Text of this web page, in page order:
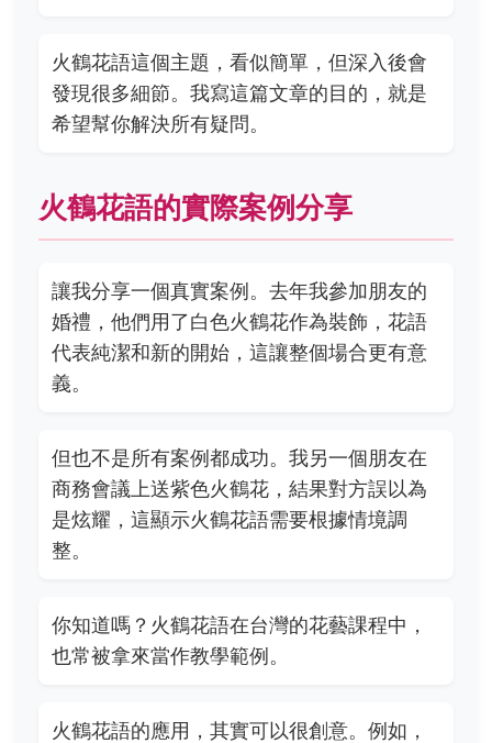
火鶴花語這個主題，看似簡單，但深入後會
發現很多細節。我寫這篇文章的目的，就是
希望幫你解決所有疑問。
火鶴花語的實際案例分享
讓我分享一個真實案例。去年我參加朋友的
婚禮，他們用了白色火鶴花作為裝飾，花語
代表純潔和新的開始，這讓整個場合更有意
義。
但也不是所有案例都成功。我另一個朋友在
商務會議上送紫色火鶴花，結果對方誤以為
是炫耀，這顯示火鶴花語需要根據情境調
整。
你知道嗎？火鶴花語在台灣的花藝課程中，
也常被拿來當作教學範例。
火鶴花語的應用，其實可以很創意。例如，